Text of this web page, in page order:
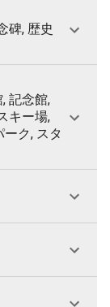
碑, 歴史
記念館,
キー場,
ク, スタ